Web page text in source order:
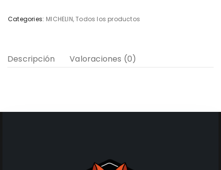
Categories: MICHELIN,Todos los productos
Descripción Valoraciones (0)